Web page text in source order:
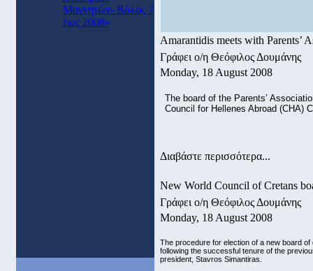
Μαγνητών- Βόλος 7
έως 2008»
Amarantidis meets with Parents’
Γράφει ο/η Θεόφιλος Δουμάνης
Monday, 18 August 2008
The board of the Parents’
Council for Hellenes Abroad (CHA)
Διαβάστε περισσότερα...
New World Council of Cretans
Γράφει ο/η Θεόφιλος Δουμάνης
Monday, 18 August 2008
The procedure for election of a new board
following the successful tenure of the
president, Stavros Simantiras.